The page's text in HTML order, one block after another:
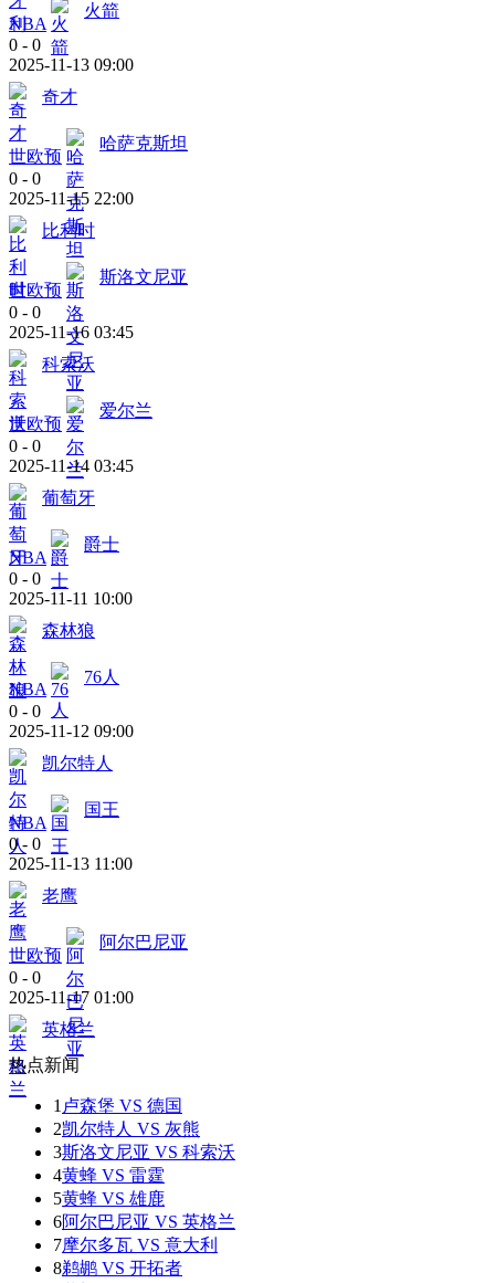
NBA
火箭
0 - 0
2025-11-13 09:00
奇才
世欧预
哈萨克斯坦
0 - 0
2025-11-15 22:00
比利时
世欧预
斯洛文尼亚
0 - 0
2025-11-16 03:45
科索沃
世欧预
爱尔兰
0 - 0
2025-11-14 03:45
葡萄牙
NBA
爵士
0 - 0
2025-11-11 10:00
森林狼
NBA
76人
0 - 0
2025-11-12 09:00
凯尔特人
NBA
国王
0 - 0
2025-11-13 11:00
老鹰
世欧预
阿尔巴尼亚
0 - 0
2025-11-17 01:00
英格兰
热点新闻
1 卢森堡 VS 德国
2凯尔特人 VS 灰熊
3斯洛文尼亚 VS 科索沃
4黄蜂 VS 雷霆
5黄蜂 VS 雄鹿
6阿尔巴尼亚 VS 英格兰
7摩尔多瓦 VS 意大利
8鹈鹕 VS 开拓者